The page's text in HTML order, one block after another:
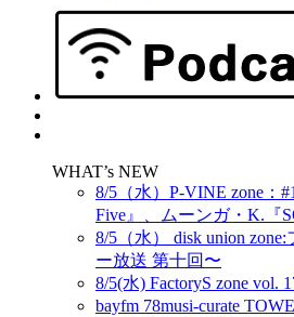
WHAT’s NEW
8/5（水）P-VINE zone
Five』、ムーンガ・K.『
8/5（水） disk union
ー放送 第十回〜
8/5(水) FactoryS zone vol.
bayfm 78musi-curate